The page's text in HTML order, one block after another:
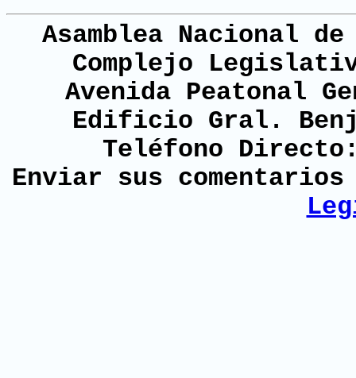
Asamblea Nacional
Complejo
Avenida Peatonal
Edificio Gral.
Teléfono
Enviar sus